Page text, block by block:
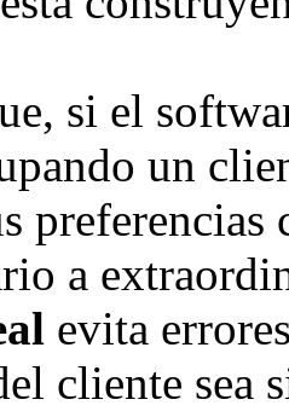
si el
un
a
evita
cliente sea